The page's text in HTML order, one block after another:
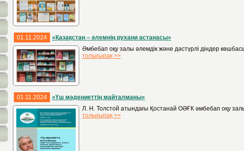
01.11.2024
«Қазақстан – әлемнің рухани астанасы»
Әмбебап оқу залы әлемдік және дәстүрлі діндер
толығырақ >>
01.11.2024
«Үш мәдениеттің майталманы»
Л. Н. Толстой атындағы Қостанай ОӘҒК әмбебап оқу
толығырақ >>